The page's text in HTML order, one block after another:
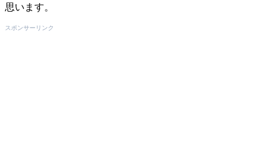
思います。
スポンサーリンク